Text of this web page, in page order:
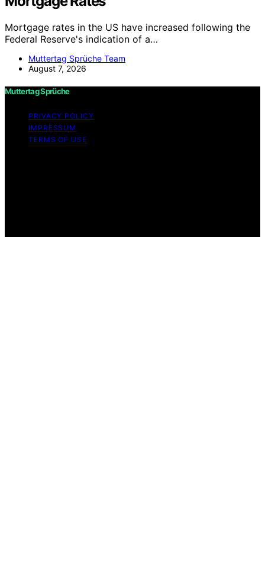
Mortgage rates in the US have increased following the
Federal Reserve's indication of a…
Muttertag Sprüche Team
August 7, 2026
Muttertag Sprüche
PRIVACY POLICY
IMPRESSUM
TERMS OF USE